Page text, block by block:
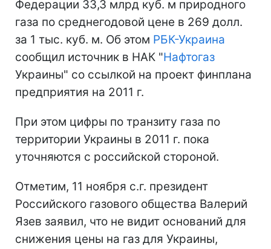
Федерации 33,3 млрд куб. м природного
газа по среднегодовой цене в 269 долл.
за 1 тыс. куб. м. Об этом РБК-Украина
сообщил источник в НАК "Нафтогаз
Украины" со ссылкой на проект финплана
предприятия на 2011 г.
При этом цифры по транзиту газа по
территории Украины в 2011 г. пока
уточняются с российской стороной.
Отметим, 11 ноября с.г. президент
Российского газового общества Валерий
Язев заявил, что не видит оснований для
снижения цены на газ для Украины,